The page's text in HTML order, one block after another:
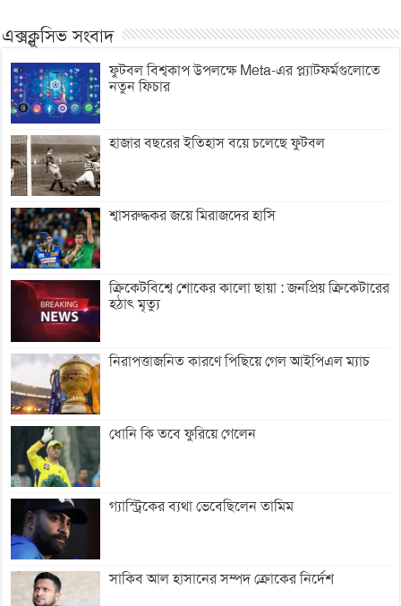
এক্সক্লুসিভ সংবাদ
ফুটবল বিশ্বকাপ উপলক্ষে Meta-এর প্ল্যাটফর্মগুলোতে
নতুন ফিচার
হাজার বছরের ইতিহাস বয়ে চলেছে ফুটবল
শ্বাসরুদ্ধকর জয়ে মিরাজদের হাসি
ক্রিকেটবিশ্বে শোকের কালো ছায়া : জনপ্রিয় ক্রিকেটারের
হঠাৎ মৃত্যু
নিরাপত্তাজনিত কারণে পিছিয়ে গেল আইপিএল ম্যাচ
ধোনি কি তবে ফুরিয়ে গেলেন
গ্যাস্ট্রিকের ব্যথা ভেবেছিলেন তামিম
সাকিব আল হাসানের সম্পদ ক্রোকের নির্দেশ